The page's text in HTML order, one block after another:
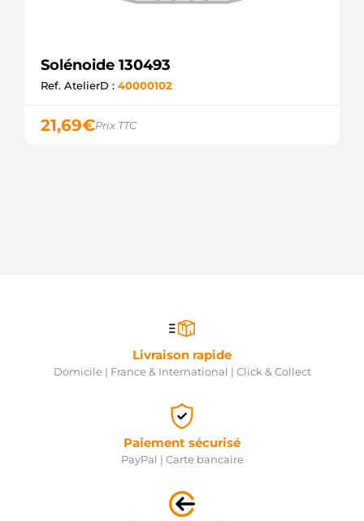
Solénoide 130493
Ref. AtelierD : 40000102
21,69€Prix TTC
Livraison rapide
Domicile | France & International | Click & Collect
Paiement sécurisé
PayPal | Carte bancaire